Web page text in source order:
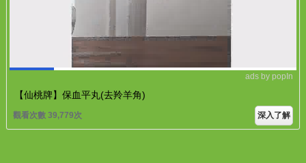
ads by popIn
【仙桃牌】保血平丸(去羚羊角)
觀看次數 39,779次 深入了解